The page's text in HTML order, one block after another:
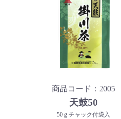
商品コード：2005
天鼓50
50ｇチャック付袋入